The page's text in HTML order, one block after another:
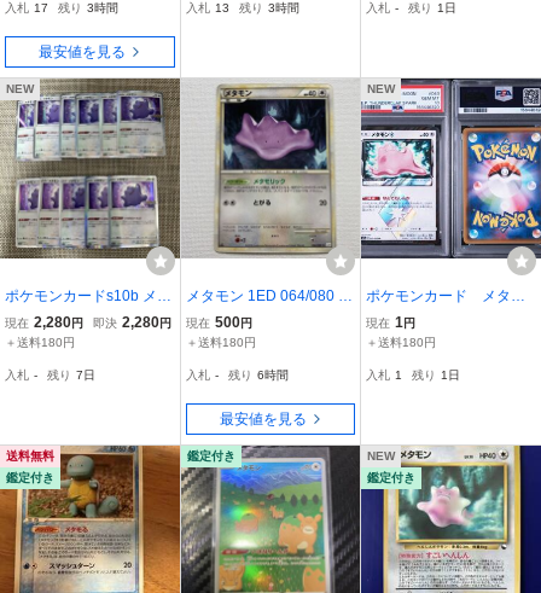
入札 17 残り 3時間
最安値を見る
入札 13 残り 3時間 入札 - 残り 1日
NEW
ポケモンカードs10b メタ
モン11枚いきなりへん
げ ポケGO
現在 2,280円 即決 2,280円
＋送料180円
入札 - 残り 7日
メタモン 1ED 064/080 L3
ポケモンカードゲーム
現在 500円
＋送料180円
入札 - 残り 6時間
最安値を見る
NEW
ポケモンカード メタモ
ンPR プリズムスター P
SA10
現在 1円
＋送料180円
入札 1 残り 1日
送料無料
鑑定付き
鑑定付き
NEW
鑑定付き